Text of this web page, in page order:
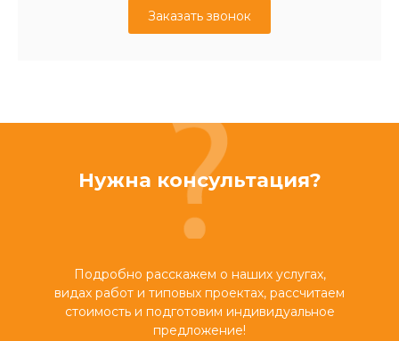
Заказать звонок
Нужна консультация?
Подробно расскажем о наших услугах,
видах работ и типовых проектах, рассчитаем
стоимость и подготовим индивидуальное
предложение!